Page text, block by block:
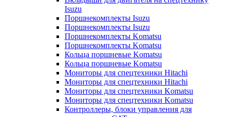
Isuzu
Поршнекомплекты Isuzu
Поршнекомплекты Isuzu
Поршнекомплекты Komatsu
Поршнекомплекты Komatsu
Кольца поршневые Komatsu
Кольца поршневые Komatsu
Мониторы для спецтехники Hitachi
Мониторы для спецтехники Hitachi
Мониторы для спецтехники Komatsu
Мониторы для спецтехники Komatsu
Контроллеры, блоки управления для